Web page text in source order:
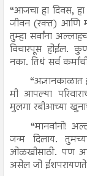
“आजचा हा दिवस,
जीवन (रक्त) आणि
तुम्हा सर्वांना
विचारपूस होईल.
नका. तिथं सर्व
मी आपल्या
मुलगा रबीआच्या
“मानवांनो!
जन्म दिलाय.
ओळखीसाठी. पण
असेल जो